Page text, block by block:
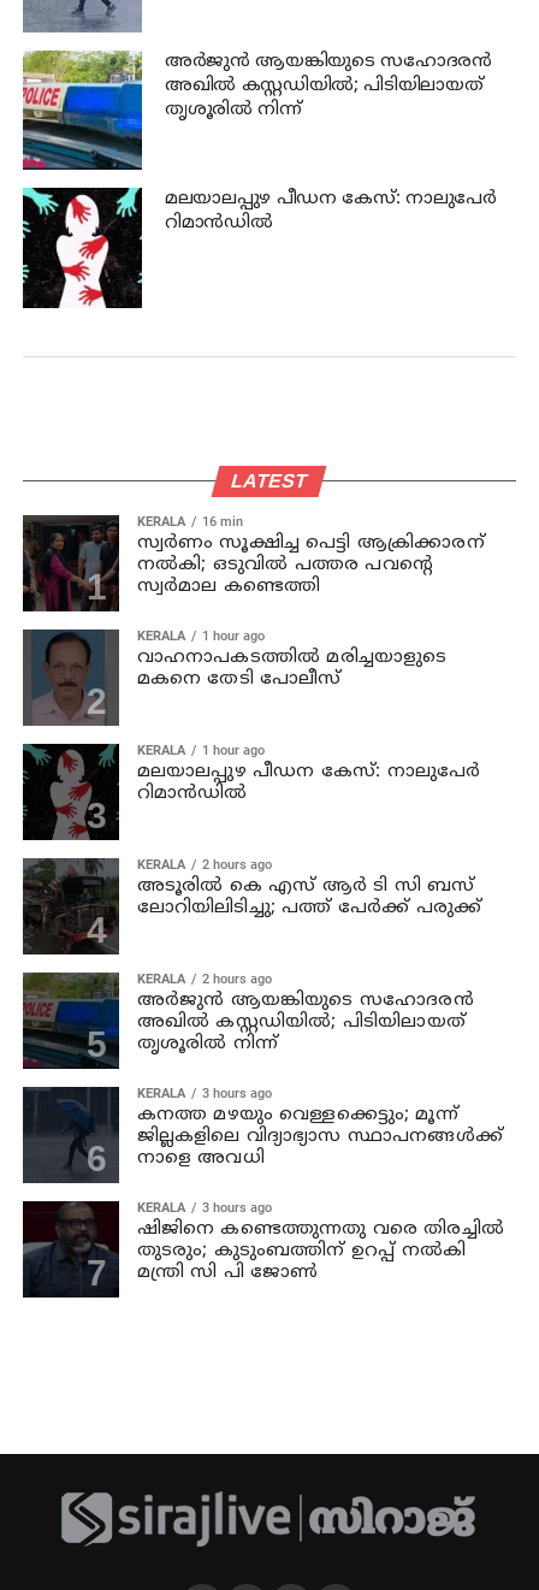
അര്‍ജുന്‍ ആയങ്കിയുടെ സഹോദരന്‍
അഖില്‍ കസ്റ്റഡിയില്‍; പിടിയിലായത്
തൃശൂരില്‍ നിന്ന്
മലയാലപ്പുഴ പീഡന കേസ്: നാലുപേര്‍
റിമാന്‍ഡില്‍
LATEST
KERALA 16 min
സ്വര്‍ണം സൂക്ഷിച്ച പെട്ടി ആക്രിക്കാരന്
നല്‍കി; ഒടുവില്‍ പത്തര പവന്റെ
സ്വര്‍മാല കണ്ടെത്തി
KERALA 1 hour ago
വാഹനാപകടത്തില്‍ മരിച്ചയാളുടെ
മകനെ തേടി പോലീസ്
KERALA 1 hour ago
മലയാലപ്പുഴ പീഡന കേസ്: നാലുപേര്‍
റിമാന്‍ഡില്‍
KERALA 2 hours ago
അടൂരില്‍ കെ എസ് ആര്‍ ടി സി ബസ്
ലോറിയിലിടിച്ചു; പത്ത് പേര്‍ക്ക് പരുക്ക്
KERALA 2 hours ago
അര്‍ജുന്‍ ആയങ്കിയുടെ സഹോദരന്‍
അഖില്‍ കസ്റ്റഡിയില്‍; പിടിയിലായത്
തൃശൂരില്‍ നിന്ന്
KERALA 3 hours ago
കനത്ത മഴയും വെള്ളക്കെട്ടും; മൂന്ന്‌
ജില്ലകളിലെ വിദ്യാഭ്യാസ സ്ഥാപനങ്ങള്‍ക്ക്
നാളെ അവധി
KERALA 3 hours ago
ഷിജിനെ കണ്ടെത്തുന്നതു വരെ തിരച്ചില്‍
തുടരും; കുടുംബത്തിന് ഉറപ്പ് നല്‍കി
മന്ത്രി സി പി ജോണ്‍